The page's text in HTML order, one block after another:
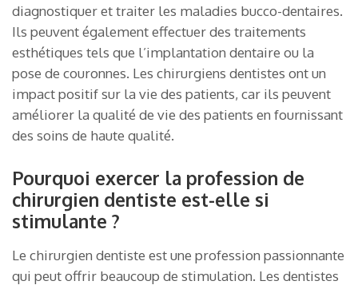
diagnostiquer et traiter les maladies bucco-dentaires.
Ils peuvent également effectuer des traitements
esthétiques tels que l’implantation dentaire ou la
pose de couronnes. Les chirurgiens dentistes ont un
impact positif sur la vie des patients, car ils peuvent
améliorer la qualité de vie des patients en fournissant
des soins de haute qualité.
Pourquoi exercer la profession de
chirurgien dentiste est-elle si
stimulante ?
Le chirurgien dentiste est une profession passionnante
qui peut offrir beaucoup de stimulation. Les dentistes